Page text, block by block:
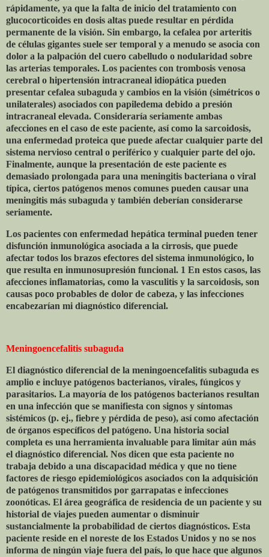
rápidamente, ya que la falta de inicio del tratamiento con
glucocorticoides en dosis altas puede resultar en pérdida
permanente de la visión. Sin embargo, la cefalea por arteritis
de células gigantes suele ser temporal y a menudo se asocia con
dolor a la palpación del cuero cabelludo o nodularidad sobre
las arterias temporales. Los pacientes con trombosis venosa
cerebral o hipertensión intracraneal idiopática pueden
presentar cefalea subaguda y cambios en la visión (simétricos o
unilaterales) asociados con papiledema debido a presión
intracraneal elevada. Consideraría seriamente ambas
afecciones en el caso de este paciente, así como la sarcoidosis,
una enfermedad proteica que puede afectar cualquier parte del
sistema nervioso central o periférico y cualquier parte del ojo.
Finalmente, aunque la presentación de este paciente es
demasiado prolongada para una meningitis bacteriana o viral
típica, ciertos patógenos menos comunes pueden causar una
meningitis más subaguda y también deberían considerarse
seriamente.
Los pacientes con enfermedad hepática terminal pueden tener
disfunción inmunológica asociada a la cirrosis, que puede
afectar todos los brazos efectores del sistema inmunológico, lo
que resulta en inmunosupresión funcional. 1 En estos casos, las
afecciones inflamatorias, como la vasculitis y la sarcoidosis, son
causas poco probables de dolor de cabeza, y las infecciones
encabezarían mi diagnóstico diferencial.
Meningoencefalitis subaguda
El diagnóstico diferencial de la meningoencefalitis subaguda es
amplio e incluye patógenos bacterianos, virales, fúngicos y
parasitarios. La mayoría de los patógenos bacterianos resultan
en una infección que se manifiesta con signos y síntomas
sistémicos (p. ej., fiebre y pérdida de peso), así como afectación
de órganos específicos del patógeno. Una historia social
completa es una herramienta invaluable para limitar aún más
el diagnóstico diferencial. Nos dicen que esta paciente no
trabaja debido a una discapacidad médica y que no tiene
factores de riesgo epidemiológicos asociados con la adquisición
de patógenos transmitidos por garrapatas e infecciones
zoonóticas. El área geográfica de residencia de un paciente y su
historial de viajes pueden aumentar o disminuir
sustancialmente la probabilidad de ciertos diagnósticos. Esta
paciente reside en el noreste de los Estados Unidos y no se nos
informa de ningún viaje fuera del país, lo que hace que algunos